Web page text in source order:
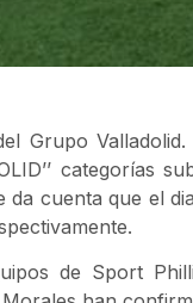
Grupo
categorías
da cuenta que el
de Sport